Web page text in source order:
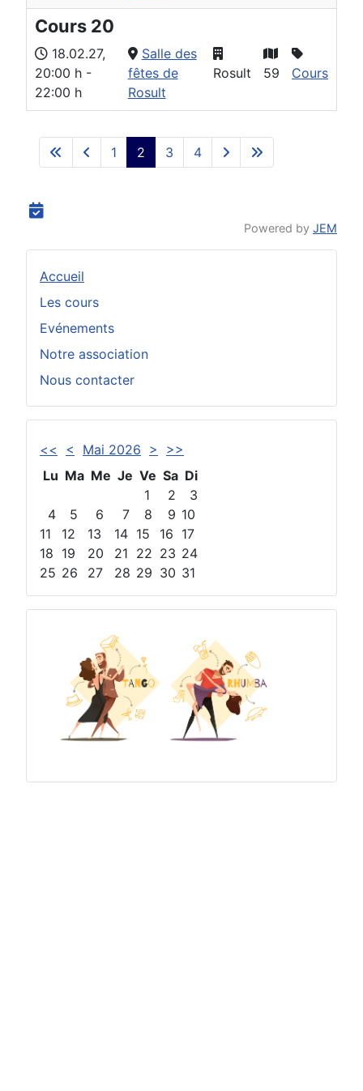
Accueil
Les cours
Evénements
Notre association
Nous contacter
<< < Mai 2026 >
>>
Lu Ma Me Je Ve Sa Di
1
2
3
4
5 6 7 8 9 10
11
12 13 14 15 16 17
18 19 20 21 22 23 24
25 26 27 28 29 30 31
Cours 20
18.02.27,
20:00 h -
22:00 h
Salle des
fêtes de
Rosult
Rosult 59 Cours
1 2 3 4
Powered by JEM